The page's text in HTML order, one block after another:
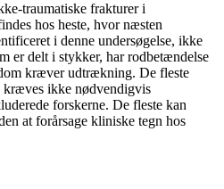
traumatiske frakturer i
hos heste, hvor næsten
i denne undersøgelse, ikke
er delt i stykker, har rodbetændelse
kræver udtrækning. De fleste
kræves ikke nødvendigvis
forskerne. De fleste kan
at forårsage kliniske tegn hos